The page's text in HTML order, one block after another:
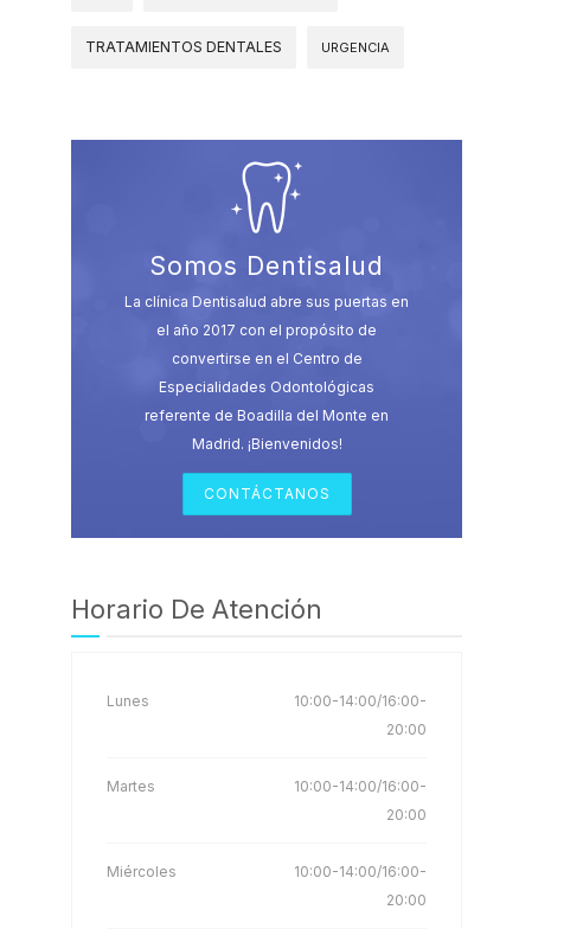
TRATAMIENTOS DENTALES URGENCIA
Somos Dentisalud
La clínica Dentisalud abre sus puertas en
el año 2017 con el propósito de
convertirse en el Centro de
Especialidades Odontológicas
referente de Boadilla del Monte en
Madrid. ¡Bienvenidos!
CONTÁCTANOS
Horario De Atención
Lunes
10:00-14:00/16:00-
20:00
Martes
10:00-14:00/16:00-
20:00
Miércoles
10:00-14:00/16:00-
20:00